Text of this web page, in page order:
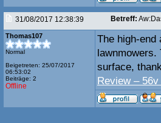
31/08/2017 12:38:39 Betreff:
Thomas107
Normal
Beigetreten: 25/07/2017
06:53:02
Beiträge: 2
Offline
The high-end
surface,
Review –